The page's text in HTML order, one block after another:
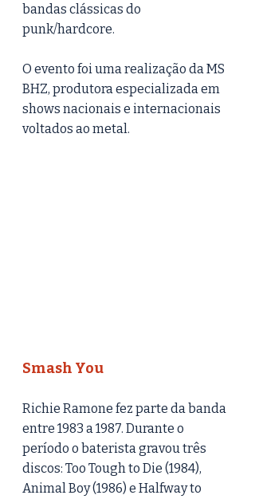
bandas clássicas do
punk/hardcore.
O evento foi uma realização da MS
BHZ, produtora especializada em
shows nacionais e internacionais
voltados ao metal.
Smash You
Richie Ramone fez parte da banda
entre 1983 a 1987. Durante o
período o baterista gravou três
discos: Too Tough to Die (1984),
Animal Boy (1986) e Halfway to